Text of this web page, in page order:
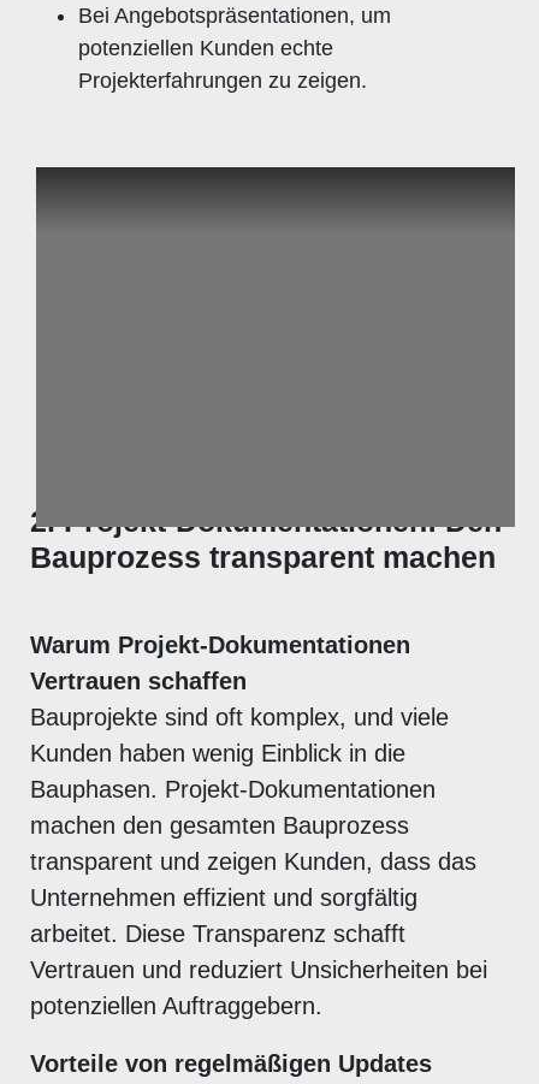
Bei Angebotspräsentationen, um
potenziellen Kunden echte
Projekterfahrungen zu zeigen.
2. Projekt-Dokumentationen: Den
Bauprozess transparent machen
Warum Projekt-Dokumentationen
Vertrauen schaffen
Bauprojekte sind oft komplex, und viele
Kunden haben wenig Einblick in die
Bauphasen. Projekt-Dokumentationen
machen den gesamten Bauprozess
transparent und zeigen Kunden, dass das
Unternehmen effizient und sorgfältig
arbeitet. Diese Transparenz schafft
Vertrauen und reduziert Unsicherheiten bei
potenziellen Auftraggebern.
Vorteile von regelmäßigen Updates